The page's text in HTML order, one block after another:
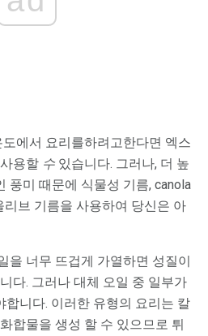
에서 요리를하려고한다면 엑스
용할 수 있습니다. 그러나, 더 높
풍미 때문에 식물성 기름, canola
리브 기름을 사용하여 당신은 아
을 너무 뜨겁게 가열하면 성질이
다. 그러나 대체 오일 중 일부가
합니다. 이러한 유형의 요리는 칼
합물을 생성 할 수 있으므로 튀